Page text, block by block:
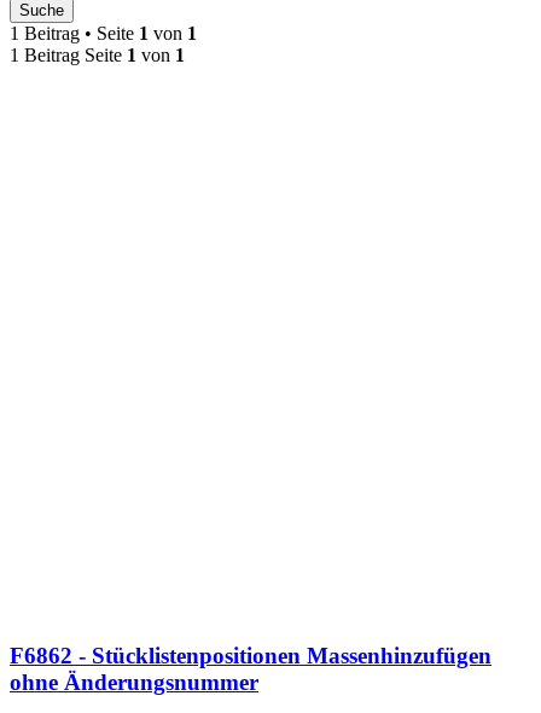
Suche
1 Beitrag • Seite 1 von 1
1 Beitrag Seite 1 von 1
F6862 - Stücklistenpositionen Massenhinzufügen
ohne Änderungsnummer